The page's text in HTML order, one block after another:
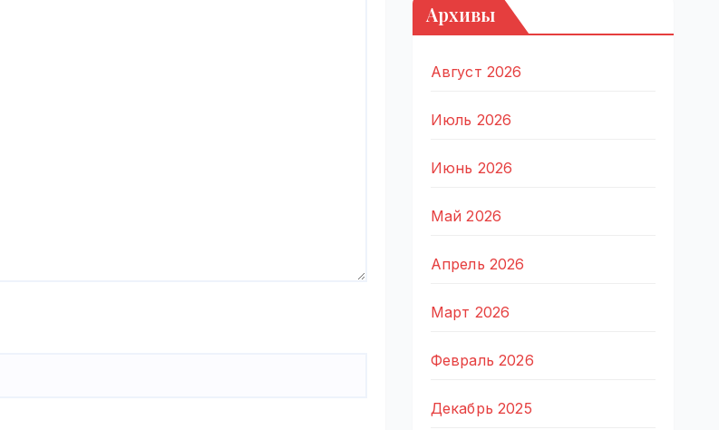
Архивы
Август 2026
Июль 2026
Июнь 2026
Май 2026
Апрель 2026
Март 2026
Февраль 2026
Декабрь 2025